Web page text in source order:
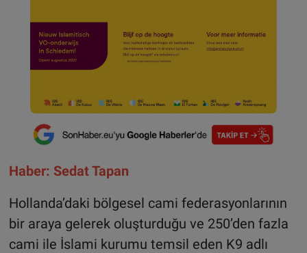
Haber: Sedat Tapan
Hollanda’daki bölgesel cami federasyonlarının
bir araya gelerek oluşturduğu ve 250’den fazla
cami ile İslami kurumu temsil eden K9 adlı